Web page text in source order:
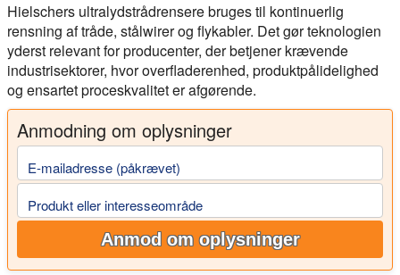
Hielschers ultralydstrådrensere bruges til kontinuerlig
rensning af tråde, stålwirer og flykabler. Det gør teknologien
yderst relevant for producenter, der betjener krævende
industrisektorer, hvor overfladerenhed, produktpålidelighed
og ensartet proceskvalitet er afgørende.
Anmodning om oplysninger
E-mailadresse (påkrævet)
Produkt eller interesseområde
Anmod om oplysninger